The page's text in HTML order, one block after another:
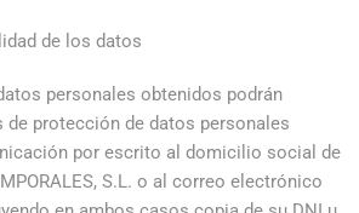
de los datos
personales obtenidos podrán
de protección de datos personales
por escrito al domicilio social de
S.L. o al correo electrónico